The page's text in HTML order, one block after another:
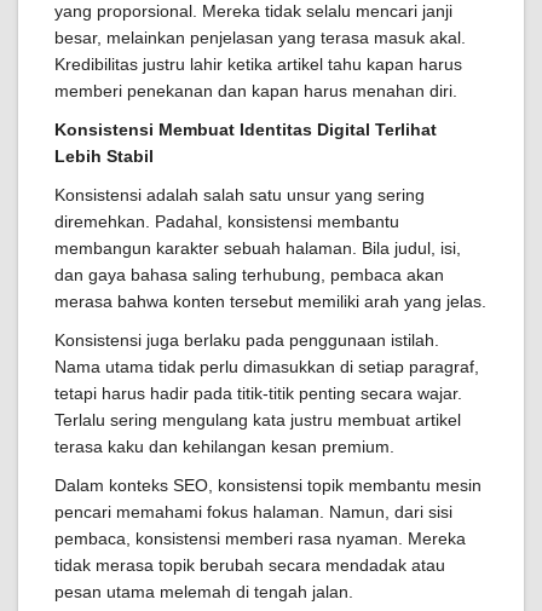
yang proporsional. Mereka tidak selalu mencari janji
besar, melainkan penjelasan yang terasa masuk akal.
Kredibilitas justru lahir ketika artikel tahu kapan harus
memberi penekanan dan kapan harus menahan diri.
Konsistensi Membuat Identitas Digital Terlihat
Lebih Stabil
Konsistensi adalah salah satu unsur yang sering
diremehkan. Padahal, konsistensi membantu
membangun karakter sebuah halaman. Bila judul, isi,
dan gaya bahasa saling terhubung, pembaca akan
merasa bahwa konten tersebut memiliki arah yang jelas.
Konsistensi juga berlaku pada penggunaan istilah.
Nama utama tidak perlu dimasukkan di setiap paragraf,
tetapi harus hadir pada titik-titik penting secara wajar.
Terlalu sering mengulang kata justru membuat artikel
terasa kaku dan kehilangan kesan premium.
Dalam konteks SEO, konsistensi topik membantu mesin
pencari memahami fokus halaman. Namun, dari sisi
pembaca, konsistensi memberi rasa nyaman. Mereka
tidak merasa topik berubah secara mendadak atau
pesan utama melemah di tengah jalan.